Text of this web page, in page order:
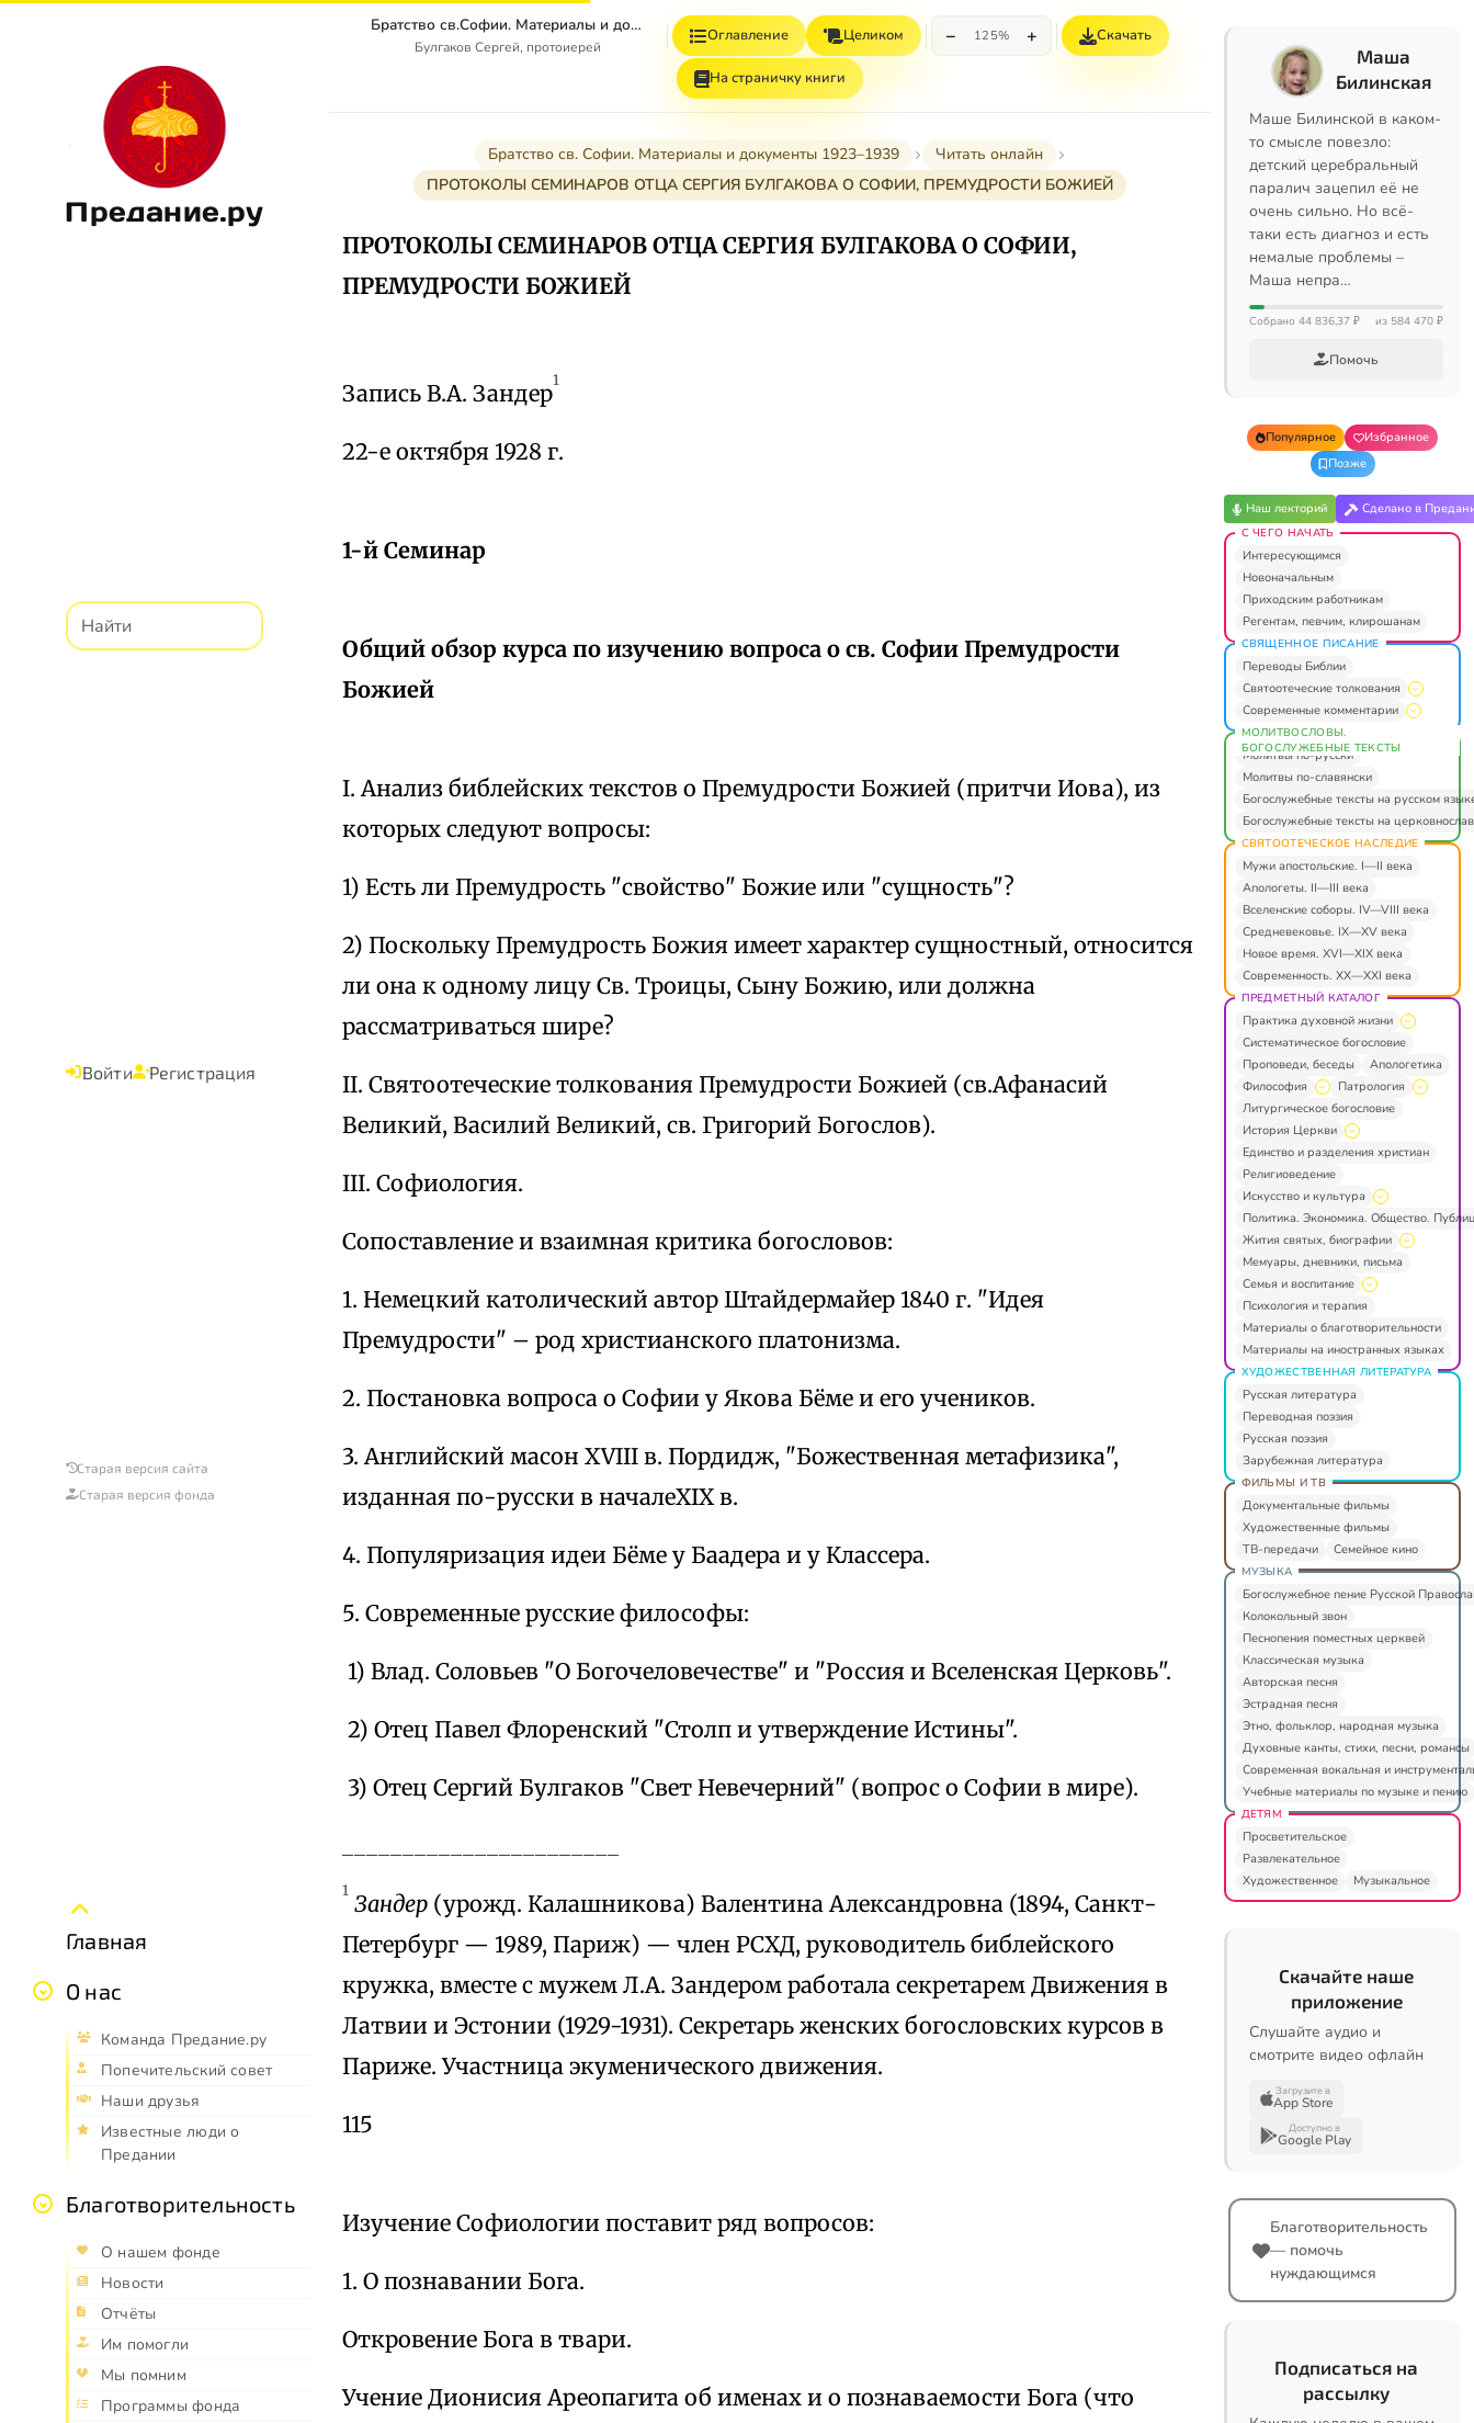
Предание.ру
Войти Регистрация
Старая версия сайта
Старая версия фонда
Главная
О нас
Команда Предание.ру
Попечительский совет
Наши друзья
Известные люди о
Предании
Благотворительность
О нашем фонде
Новости
Отчёты
Им помогли
Мы помним
Программы фонда
Братство св.Софии. Материалы и документы 1923–1939
Булгаков Сергей, протоиерей
Оглавление Целиком − 125% + Скачать
На страничку книги
Братство св. Софии. Материалы и документы 1923–1939
Читать онлайн
ПРОТОКОЛЫ СЕМИНАРОВ ОТЦА СЕРГИЯ БУЛГАКОВА О СОФИИ, ПРЕМУДРОСТИ БОЖИЕЙ
ПРОТОКОЛЫ СЕМИНАРОВ ОТЦА СЕРГИЯ БУЛГАКОВА О СОФИИ,
ПРЕМУДРОСТИ БОЖИЕЙ
Запись В.А. Зандер1
22-е октября 1928 г.
1-й Семинар
Общий обзор курса по изучению вопроса о св. Софии Премудрости
Божией
I. Анализ библейских текстов о Премудрости Божией (притчи Иова), из
которых следуют вопросы:
1) Есть ли Премудрость "свойство" Божие или "сущность"?
2) Поскольку Премудрость Божия имеет характер сущностный, относится
ли она к одному лицу Св. Троицы, Сыну Божию, или должна
рассматриваться шире?
II. Святоотеческие толкования Премудрости Божией (св.Афанасий
Великий, Василий Великий, св. Григорий Богослов).
III. Софиология.
Сопоставление и взаимная критика богословов:
1. Немецкий католический автор Штайдермайер 1840 г. "Идея
Премудрости" – род христианского платонизма.
2. Постановка вопроса о Софии у Якова Бёме и его учеников.
3. Английский масон XVIII в. Пордидж, "Божественная метафизика",
изданная по-русски в началеXIX в.
4. Популяризация идеи Бёме у Баадера и у Классера.
5. Современные русские философы:
1) Влад. Соловьев "О Богочеловечестве" и "Россия и Вселенская Церковь".
2) Отец Павел Флоренский "Столп и утверждение Истины".
3) Отец Сергий Булгаков "Свет Невечерний" (вопрос о Софии в мире).
1 Зандер (урожд. Калашникова) Валентина Александровна (1894, Санкт-
Петербург — 1989, Париж) — член РСХД, руководитель библейского
кружка, вместе с мужем Л.А. Зандером работала секретарем Движения в
Латвии и Эстонии (1929-1931). Секретарь женских богословских курсов в
Париже. Участница экуменического движения.
115
Изучение Софиологии поставит ряд вопросов:
1. О познавании Бога.
Откровение Бога в твари.
Учение Дионисия Ареопагита об именах и о познаваемости Бога (что
Маша
Билинская
Маше Билинской в каком-
то смысле повезло:
детский церебральный
паралич зацепил её не
очень сильно. Но всё-
таки есть диагноз и есть
немалые проблемы –
Маша непра…
Собрано 44 836,37 ₽ из 584 470 ₽
Помочь
Популярное
Избранное
Позже
Наш лекторий Сделано в
С ЧЕГО НАЧАТЬ
Интересующимся
Новоначальным
Приходским работникам
Регентам, певчим, клирошанам
СВЯЩЕННОЕ ПИСАНИЕ
Переводы Библии
Святоотеческие толкования
Современные комментарии
МОЛИТВОСЛОВЫ.
БОГОСЛУЖЕБНЫЕ ТЕКСТЫ
Молитвы по-русски
Молитвы по-славянски
Богослужебные тексты на русском
Богослужебные тексты на
СВЯТООТЕЧЕСКОЕ НАСЛЕДИЕ
Мужи апостольские. I—II века
Апологеты. II—III века
Вселенские соборы. IV—VIII века
Средневековье. IX—XV века
Новое время. XVI—XIX века
Современность. XX—XXI века
ПРЕДМЕТНЫЙ КАТАЛОГ
Практика духовной жизни
Систематическое богословие
Проповеди, беседы
Апологетика
Философия
Патрология
Литургическое богословие
История Церкви
Единство и разделения христиан
Религиоведение
Искусство и культура
Политика. Экономика. Общество.
Жития святых, биографии
Мемуары, дневники, письма
Семья и воспитание
Психология и терапия
Материалы о благотворительности
Материалы на иностранных языках
ХУДОЖЕСТВЕННАЯ ЛИТЕРАТУРА
Русская литература
Переводная поэзия
Русская поэзия
Зарубежная литература
ФИЛЬМЫ И ТВ
Документальные фильмы
Художественные фильмы
ТВ-передачи
Семейное кино
МУЗЫКА
Богослужебное пение Русской
Колокольный звон
Песнопения поместных церквей
Классическая музыка
Авторская песня
Эстрадная песня
Этно, фольклор, народная музыка
Духовные канты, стихи, песни, романсы
Современная вокальная и
Учебные материалы по музыке и пению
ДЕТЯМ
Просветительское
Развлекательное
Художественное
Музыкальное
Скачайте наше
приложение
Слушайте аудио и
смотрите видео офлайн
Загрузите в
App Store
Доступно в
Google Play
Благотворительность
— помочь
нуждающимся
Подписаться на
рассылку